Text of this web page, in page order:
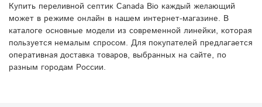
Купить переливной септик Canada Bio каждый желающий
может в режиме онлайн в нашем интернет-магазине. В
каталоге основные модели из современной линейки, которая
пользуется немалым спросом. Для покупателей предлагается
оперативная доставка товаров, выбранных на сайте, по
разным городам России.